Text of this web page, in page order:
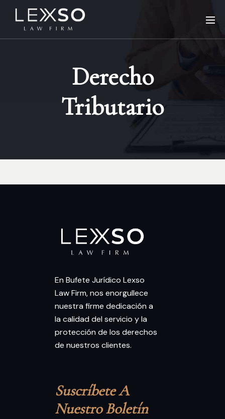
Derecho
Tributario
En Bufete Jurídico Lexso
Law Firm, nos enorgullece
nuestra firme dedicación a
la calidad del servicio y la
protección de los derechos
de nuestros clientes.
Suscríbete A
Nuestro Boletín